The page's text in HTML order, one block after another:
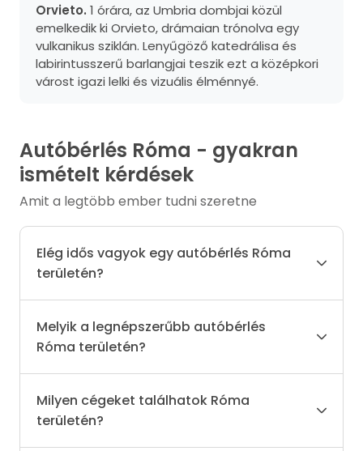
Orvieto. 1 órára, az Umbria dombjai közül
emelkedik ki Orvieto, drámaian trónolva egy
vulkanikus sziklán. Lenyűgöző katedrálisa és
labirintusszerű barlangjai teszik ezt a középkori
várost igazi lelki és vizuális élménnyé.
Autóbérlés Róma - gyakran
ismételt kérdések
Amit a legtöbb ember tudni szeretne
Elég idős vagyok egy autóbérlés Róma
területén?
Melyik a legnépszerűbb autóbérlés
Róma területén?
Milyen cégeket találhatok Róma
területén?